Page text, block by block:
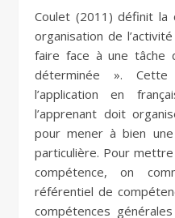
Coulet (2011) définit la
organisation de
faire face à une tâche
déterminée ».
l’application en
l’apprenant doit
pour mener à bien
particulière. Pour
compétence, on
référentiel de
compétences